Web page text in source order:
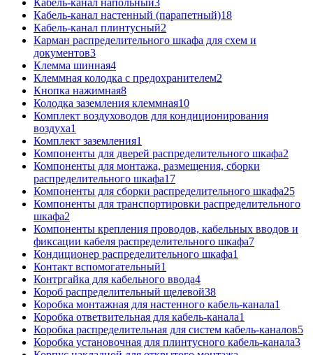
Кабель-канал настенный (парапетный)18
Кабель-канал плинтусный2
Карман распределительного шкафа для схем и
документов3
Клемма шинная4
Клеммная колодка с предохранителем2
Кнопка нажимная8
Колодка заземления клеммная10
Комплект воздуховодов для кондиционирования
воздуха1
Комплект заземления1
Компоненты для дверей распределительного шкафа2
Компоненты для монтажа, размещения, сборки
распределительного шкафа17
Компоненты для сборки распределительного шкафа25
Компоненты для транспортировки распределительного
шкафа2
Компоненты крепления проводов, кабельных вводов и
фиксации кабеля распределительного шкафа7
Кондиционер распределительного шкафа1
Контакт вспомогательный1
Контргайка для кабельного ввода4
Короб распределительный щелевой38
Коробка монтажная для настенного кабель-канала1
Коробка ответвительная для кабель-канала1
Коробка распределительная для систем кабель-каналов5
Коробка установочная для плинтусного кабель-канала3